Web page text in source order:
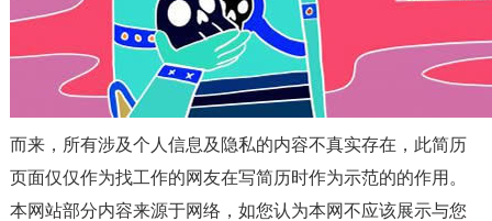
而来，所有涉及个人信息及隐私的内容不真实存在，此简历
页面仅仅作为找工作的网友在写简历时作为示范的的作用。
本网站部分内容来源于网络，如您认为本网不应该展示与您